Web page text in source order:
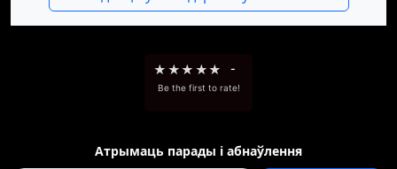
★ ★★ ★★ -
Be the first to rate!
Атрымаць парады і абнаўлення